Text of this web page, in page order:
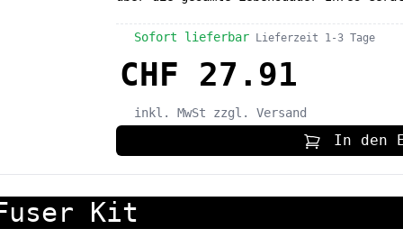
Sofort lieferbar Lieferzeit 1-3 Tage
CHF 27.91
inkl. MwSt zzgl. Versand
In den
Kit